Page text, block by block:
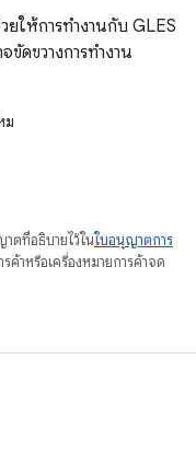
ให้การทำงานกับ GLES
ดขวางการทำงาน
ม
ตที่อธิบายไว้ในใบอนุญาตการ
ค้าหรือเครื่องหมายการค้าจด